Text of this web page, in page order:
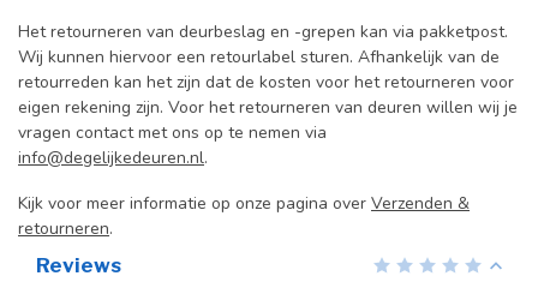
Het retourneren van deurbeslag en -grepen kan via pakketpost.
Wij kunnen hiervoor een retourlabel sturen. Afhankelijk van de
retourreden kan het zijn dat de kosten voor het retourneren voor
eigen rekening zijn. Voor het retourneren van deuren willen wij je
vragen contact met ons op te nemen via
info@degelijkedeuren.nl.
Kijk voor meer informatie op onze pagina over Verzenden &
retourneren.
Reviews